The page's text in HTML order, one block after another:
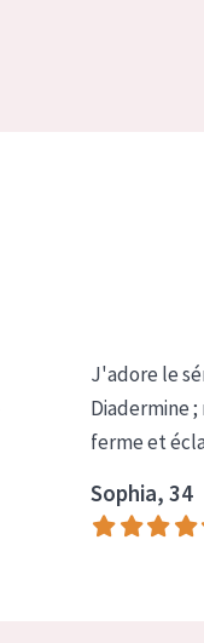
J'adore le
Diadermine
ferme et
Sophia, 34